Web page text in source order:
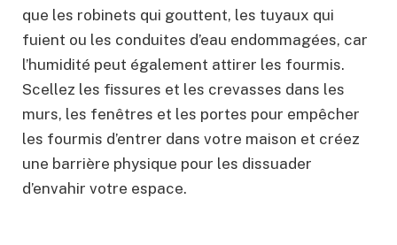
que les robinets qui gouttent, les tuyaux qui
fuient ou les conduites d’eau endommagées, car
l’humidité peut également attirer les fourmis.
Scellez les fissures et les crevasses dans les
murs, les fenêtres et les portes pour empêcher
les fourmis d’entrer dans votre maison et créez
une barrière physique pour les dissuader
d’envahir votre espace.